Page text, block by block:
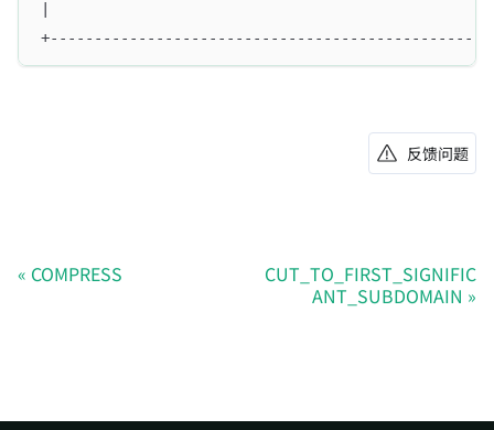
反馈问题
COMPRESS
CUT_TO_FIRST_SIGNIFIC
ANT_SUBDOMAIN